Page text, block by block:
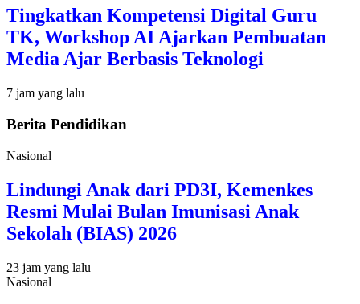
Tingkatkan Kompetensi Digital Guru
TK, Workshop AI Ajarkan Pembuatan
Media Ajar Berbasis Teknologi
7 jam yang lalu
Berita Pendidikan
Nasional
Lindungi Anak dari PD3I, Kemenkes
Resmi Mulai Bulan Imunisasi Anak
Sekolah (BIAS) 2026
23 jam yang lalu
Nasional